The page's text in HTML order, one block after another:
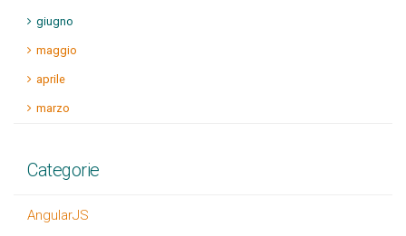
giugno
maggio
aprile
marzo
Categorie
AngularJS